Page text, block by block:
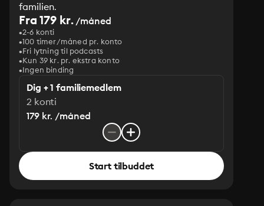
familien.
Fra 179 kr./måned
2-6 konti
100 timer/måned pr. konto
Fri lytning til podcasts
Kun 39 kr. pr. ekstra konto
Ingen binding
Dig + 1 familiemedlem
2 konti
179 kr. /måned
Start tilbuddet